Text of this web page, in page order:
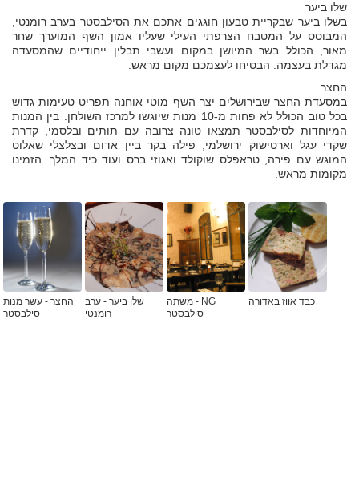
שלו ביער
בשלו ביער שבקריית טבעון חוגגים אתכם את הסילבסטר בערב רומנטי,
המבוסס על המטבח הצרפתי העילי שעליו אמון השף המוערך שחר
מאור, הכולל בשר המיושן במקום ועשבי תבלין ייחודיים שהמסעדה
מגדלת בעצמה. הבטיחו לעצמכם מקום מראש.
החצר
במסעדת החצר שבירושלים יצר השף מוטי אוחנה תפריט טעימות גדוש
בכל טוב הכולל לא פחות מ-10 מנות שיוגשו למרכז השולחן. בין המנות
המיוחדות לסילבסטר תמצאו טונה צרובה עם תותים ובלסמי, קדרת
שקדי עגל וארטישוק ירושלמי, פילה בקר ביין אדום ובצלצלי שאלוט
המוגש עם פירה, טראפלס שוקולד ואגוזי ברס ועוד כיד המלך. הזמינו
מקומות מראש.
כבד אווז באדורה
NG - משתה
סילבסטר
שלו ביער - ערב
רומנטי
החצר - עשר מנות
סילבסטר